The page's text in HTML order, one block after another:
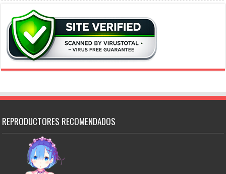
REPRODUCTORES RECOMENDADOS